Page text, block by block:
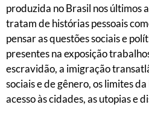
produzida no Brasil nos últimos
tratam de histórias pessoais
pensar as questões sociais e
presentes na exposição
escravidão, a imigração
sociais e de gênero, os limites
acesso às cidades, as utopias e